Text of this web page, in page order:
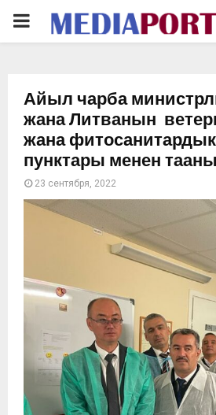
PRIMARY
Айыл чарба
жана Литванын
жана
пунктары менен
23 сентября, 2022